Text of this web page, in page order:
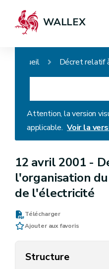
WALLEX
Accueil
Attention, la version
applicable. Voir la
12 avril 2001 -
l'organisation
de l'électricité
Télécharger
Ajouter aux favoris
Structure